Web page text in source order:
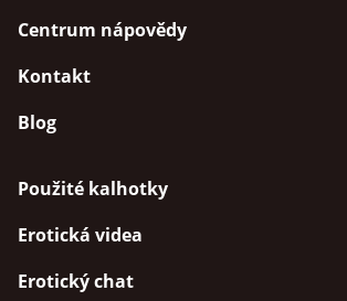
Centrum nápovědy
Kontakt
Blog
Použité kalhotky
Erotická videa
Erotický chat